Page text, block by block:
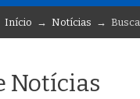
Início → Notícias → Busca
Notícias